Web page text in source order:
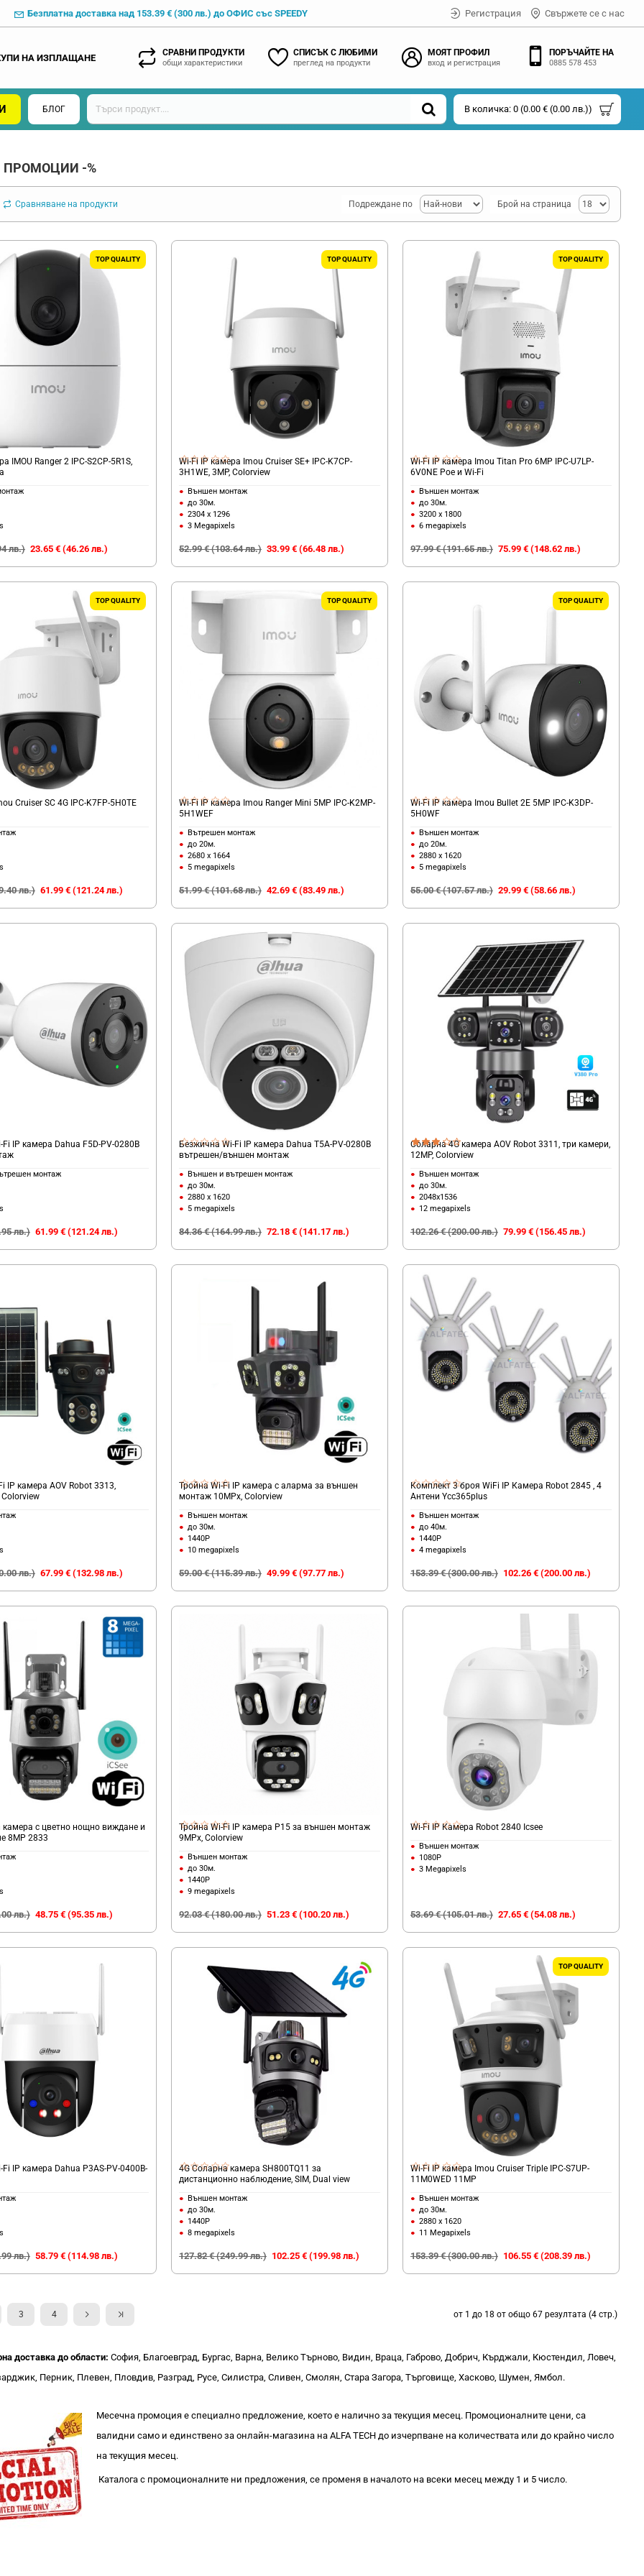
Безплатна доставка над 153.39 € (300 лв.) до ОФИС със SPEEDY Регистрация Свържете се с нас
СРАВНИ ПРОДУКТИ
общи характеристики
СПИСЪК С ЛЮБИМИ
преглед на продукти
МОЯТ ПРОФИЛ
вход и регистрация
ПОРЪЧАЙТЕ НА
0885 578 453
НА ИЗПЛАЩАНЕ
БЛОГ В количка: 0 (0.00 € (0.00 лв.))
-%
Месечна промоция е специално предложение, което е налично за текущия месец. Промоционалните цени, са
валидни само и единствено за онлайн-магазина на ALFA TECH до изчерпване на количествата или до крайно число
на текущия месец.
Каталога с промоционалните ни предложения, се променя в началото на всеки месец между 1 и 5 число.
Сравняване на продукти Подреждане по Брой на страница
TOP QUALITY
IMOU Ranger 2 IPC-S2CP-5R1S,
23.65 € (46.26 лв.)
лв.)
TOP QUALITY
Wi-Fi IP камера Imou Cruiser SE+ IPC-K7CP-
3H1WE, 3MP, Colorview
Външен монтаж
до 30м.
2304 x 1296
3 Megapixels
33.99 € (66.48 лв.)
52.99 € (103.64 лв.)
TOP QUALITY
Wi-Fi IP камера Imou Titan Pro 6MP IPC-U7LP-
6V0NE Poe и Wi-Fi
Външен монтаж
до 30м.
3200 x 1800
6 megapixels
75.99 € (148.62 лв.)
97.99 € (191.65 лв.)
TOP QUALITY
Cruiser SC 4G IPC-K7FP-5H0TE
61.99 € (121.24 лв.)
лв.)
TOP QUALITY
Wi-Fi IP камера Imou Ranger Mini 5MP IPC-K2MP-
5H1WEF
Вътрешен монтаж
до 20м.
2680 x 1664
5 megapixels
42.69 € (83.49 лв.)
51.99 € (101.68 лв.)
TOP QUALITY
Wi-Fi IP камера Imou Bullet 2E 5MP IPC-K3DP-
5H0WF
Външен монтаж
до 20м.
2880 x 1620
5 megapixels
29.99 € (58.66 лв.)
55.00 € (107.57 лв.)
IP камера Dahua F5D-PV-0280B
монтаж
61.99 € (121.24 лв.)
лв.)
Безжична Wi-Fi IP камера Dahua T5A-PV-0280B
вътрешен/външен монтаж
Външен и вътрешен монтаж
до 30м.
2880 x 1620
5 megapixels
72.18 € (141.17 лв.)
84.36 € (164.99 лв.)
Соларна 4G камера AOV Robot 3311, три камери,
12MP, Colorview
Външен монтаж
до 30м.
2048х1536
12 megapixels
79.99 € (156.45 лв.)
102.26 € (200.00 лв.)
IP камера AOV Robot 3313,
Colorview
67.99 € (132.98 лв.)
лв.)
Тройна Wi-Fi IP камера с аларма за външен
монтаж 10MPx, Colorview
Външен монтаж
до 30м.
1440P
10 megapixels
49.99 € (97.77 лв.)
59.00 € (115.39 лв.)
Комплект 3 броя WiFi IP Камера Robot 2845 , 4
Антени Ycc365plus
Външен монтаж
до 40м.
1440P
4 megapixels
102.26 € (200.00 лв.)
153.39 € (300.00 лв.)
камера с цветно нощно виждане и
8MP 2833
48.75 € (95.35 лв.)
лв.)
Тройна Wi-Fi IP камера P15 за външен монтаж
9MPx, Colorview
Външен монтаж
до 30м.
1440P
9 megapixels
51.23 € (100.20 лв.)
92.03 € (180.00 лв.)
Wi-Fi IP Камера Robot 2840 Icsee
Външен монтаж
1080P
3 Megapixels
27.65 € (54.08 лв.)
53.69 € (105.01 лв.)
IP камера Dahua P3AS-PV-0400B-
58.79 € (114.98 лв.)
лв.)
4G Соларна камера SH800TQ11 за
дистанционно наблюдение, SIM, Dual view
Външен монтаж
до 30м.
1440P
8 megapixels
102.25 € (199.98 лв.)
127.82 € (249.99 лв.)
TOP QUALITY
Wi-Fi IP камера Imou Cruiser Triple IPC-S7UP-
11M0WED 11MP
Външен монтаж
до 30м.
2880 x 1620
11 Megapixels
106.55 € (208.39 лв.)
153.39 € (300.00 лв.)
3 4 от 1 до 18 от общо 67 резултата (4 стр.)
доставка до области: София, Благоевград, Бургас, Варна, Велико Търново, Видин, Враца, Габрово, Добрич, Кърджали, Кюстендил, Ловеч,
Перник, Плевен, Пловдив, Разград, Русе, Силистра, Сливен, Смолян, Стара Загора, Търговище, Хасково, Шумен, Ямбол.